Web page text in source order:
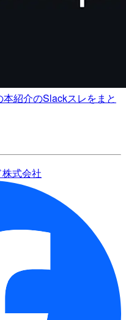
本紹介のSlackスレをまと
式会社